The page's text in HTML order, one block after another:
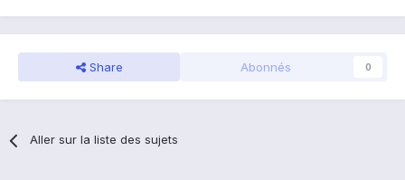
Share Abonnés 0
Aller sur la liste des sujets